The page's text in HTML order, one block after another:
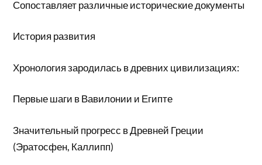
Сопоставляет различные исторические документы
История развития
Хронология зародилась в древних цивилизациях:
Первые шаги в Вавилонии и Египте
Значительный прогресс в Древней Греции
(Эратосфен, Каллипп)